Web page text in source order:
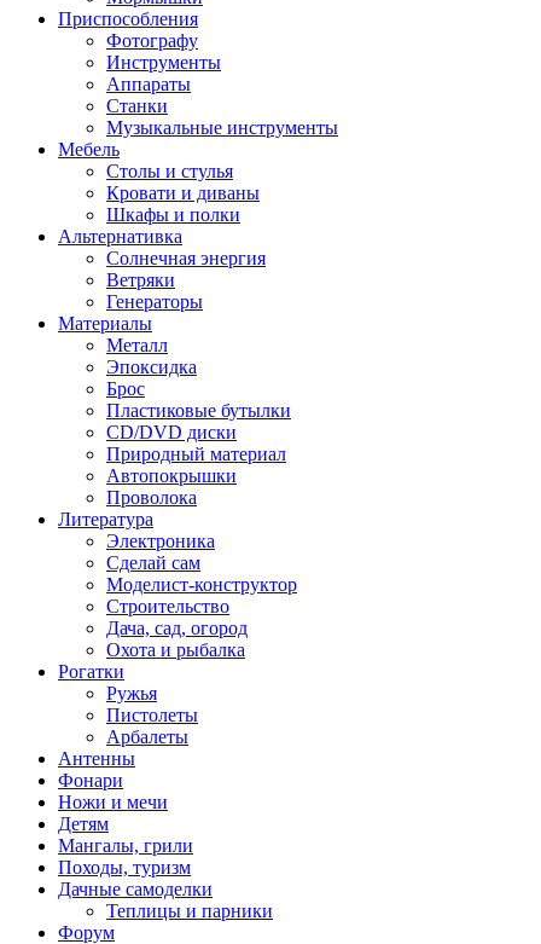
Приспособления
Фотографу
Инструменты
Аппараты
Станки
Музыкальные инструменты
Мебель
Столы и стулья
Кровати и диваны
Шкафы и полки
Альтернативка
Солнечная энергия
Ветряки
Генераторы
Материалы
Металл
Эпоксидка
Брос
Пластиковые бутылки
CD/DVD диски
Природный материал
Автопокрышки
Проволока
Литература
Электроника
Сделай сам
Моделист-конструктор
Строительство
Дача, сад, огород
Охота и рыбалка
Рогатки
Ружья
Пистолеты
Арбалеты
Антенны
Фонари
Ножи и мечи
Детям
Мангалы, грили
Походы, туризм
Дачные самоделки
Теплицы и парники
Форум